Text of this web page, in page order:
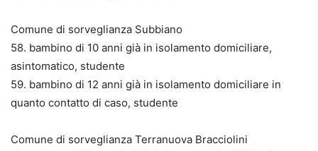
Comune di sorveglianza Subbiano
58. bambino di 10 anni già in isolamento domiciliare,
asintomatico, studente
59. bambino di 12 anni già in isolamento domiciliare in
quanto contatto di caso, studente
Comune di sorveglianza Terranuova Bracciolini